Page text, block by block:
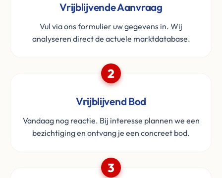
Vrijblijvende Aanvraag
Vul via ons formulier uw gegevens in. Wij
analyseren direct de actuele marktdatabase.
2
Vrijblijvend Bod
Vandaag nog reactie. Bij interesse plannen we een
bezichtiging en ontvang je een concreet bod.
3